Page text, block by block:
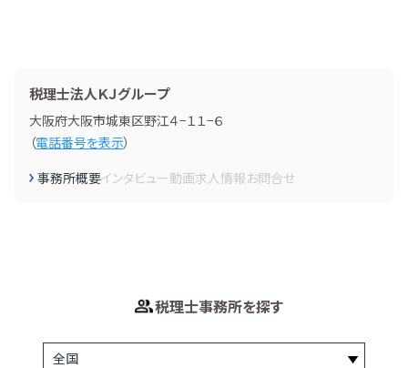
税理士法人ＫＪグループ
大阪府大阪市城東区野江４−１１−６
（電話番号を表示）
事務所概要インタビュー動画求人情報お問合せ
税理士事務所を探す